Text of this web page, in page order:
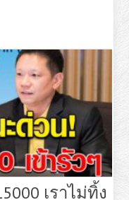
เราไม่ทิ้ง